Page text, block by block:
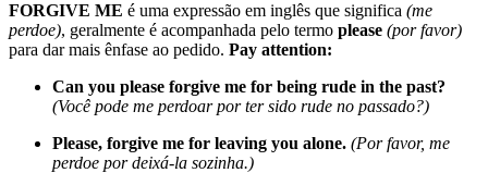
FORGIVE ME é uma expressão em inglês que significa (me
perdoe), geralmente é acompanhada pelo termo please (por favor)
para dar mais ênfase ao pedido. Pay attention:
Can you please forgive me for being rude in the past?
(Você pode me perdoar por ter sido rude no passado?)
Please, forgive me for leaving you alone. (Por favor, me
perdoe por deixá-la sozinha.)